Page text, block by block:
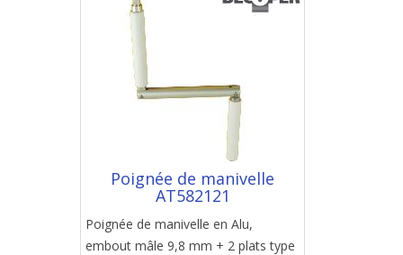
Poignée de manivelle
AT582121
Poignée de manivelle en Alu,
embout mâle 9,8 mm + 2 plats type